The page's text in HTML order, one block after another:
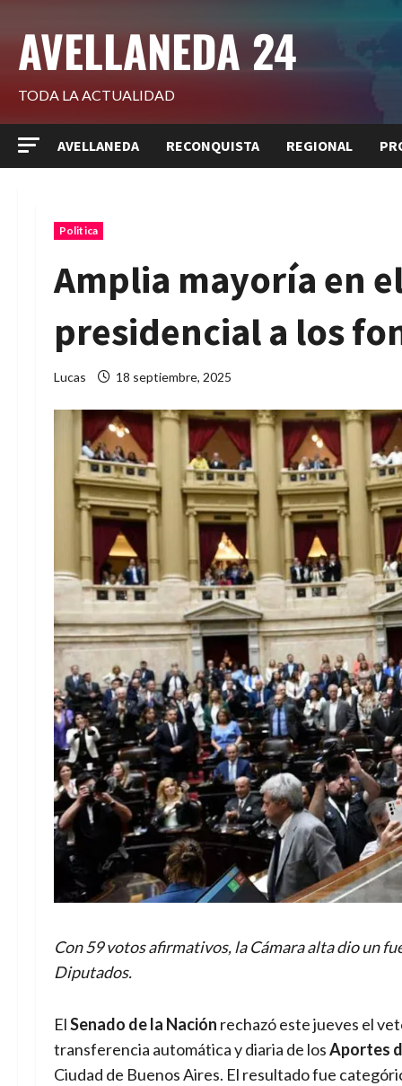
contenido
AVELLANEDA 24
TODA LA ACTUALIDAD
AVELLANEDA RECONQUISTA REGIONAL
Politica
Amplia mayoría en
presidencial a los
Lucas 18 septiembre, 2025
Con 59 votos afirmativos, la Cámara alta dio un
Diputados.
ElSenado de la Nación rechazó este jueves el
transferencia automática y diaria de losAportes
Ciudad de Buenos Aires. El resultado fue